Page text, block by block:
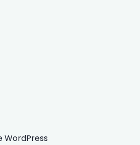
WordPress